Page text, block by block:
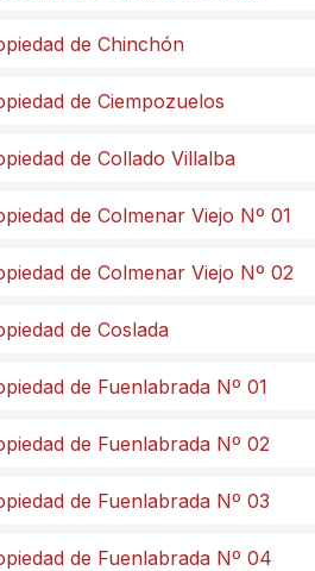
de Chinchón
de Ciempozuelos
de Collado Villalba
de Colmenar Viejo Nº 01
de Colmenar Viejo Nº 02
de Coslada
de Fuenlabrada Nº 01
de Fuenlabrada Nº 02
de Fuenlabrada Nº 03
de Fuenlabrada Nº 04